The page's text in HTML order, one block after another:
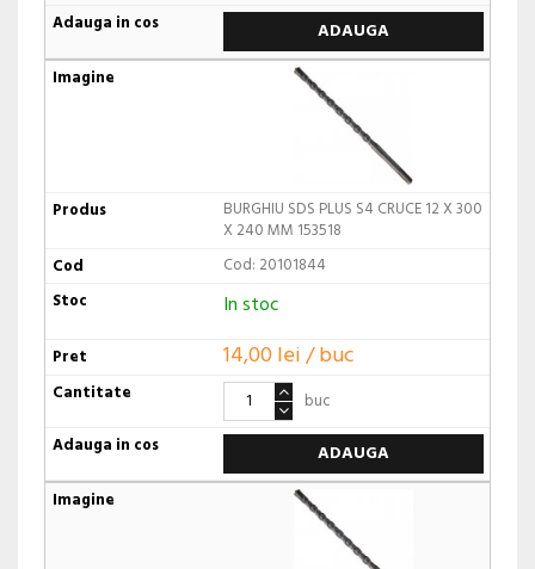
ADAUGA
BURGHIU SDS PLUS S4 CRUCE 12 X 300
X 240 MM 153518
Cod: 20101844
In stoc
14,00 lei / buc
buc
ADAUGA